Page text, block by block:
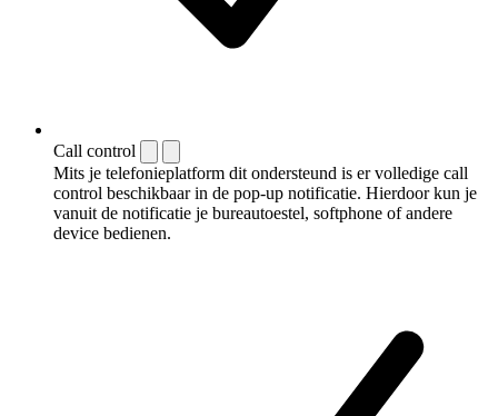
Call control
Mits je telefonieplatform dit ondersteund is er volledige call
control beschikbaar in de pop-up notificatie. Hierdoor kun je
vanuit de notificatie je bureautoestel, softphone of andere
device bedienen.